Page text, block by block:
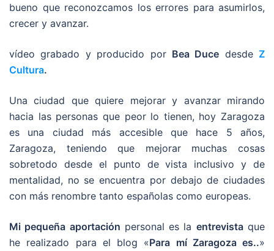
bueno que reconozcamos los errores para asumirlos,
crecer y avanzar.
vídeo grabado y producido por Bea Duce desde Z
Cultura.
Una ciudad que quiere mejorar y avanzar mirando
hacia las personas que peor lo tienen, hoy Zaragoza
es una ciudad más accesible que hace 5 años,
Zaragoza, teniendo que mejorar muchas cosas
sobretodo desde el punto de vista inclusivo y de
mentalidad, no se encuentra por debajo de ciudades
con más renombre tanto españolas como europeas.
Mi pequeña aportación personal es la entrevistaque
he realizado para el blog «Para mí Zaragoza es..»